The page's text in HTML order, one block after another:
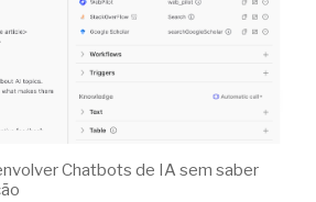
Chatbots de IA sem saber